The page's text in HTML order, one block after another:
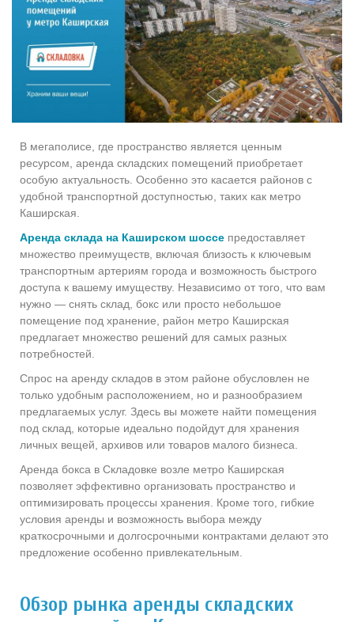
В мегаполисе, где пространство является ценным
ресурсом, аренда складских помещений приобретает
особую актуальность. Особенно это касается районов с
удобной транспортной доступностью, таких как метро
Каширская.
Аренда склада на Каширском шоссе предоставляет
множество преимуществ, включая близость к ключевым
транспортным артериям города и возможность быстрого
доступа к вашему имуществу. Независимо от того, что вам
нужно — снять склад, бокс или просто небольшое
помещение под хранение, район метро Каширская
предлагает множество решений для самых разных
потребностей.
Спрос на аренду складов в этом районе обусловлен не
только удобным расположением, но и разнообразием
предлагаемых услуг. Здесь вы можете найти помещения
под склад, которые идеально подойдут для хранения
личных вещей, архивов или товаров малого бизнеса.
Аренда бокса в Складовке возле метро Каширская
позволяет эффективно организовать пространство и
оптимизировать процессы хранения. Кроме того, гибкие
условия аренды и возможность выбора между
краткосрочными и долгосрочными контрактами делают это
предложение особенно привлекательным.
Обзор рынка аренды складских